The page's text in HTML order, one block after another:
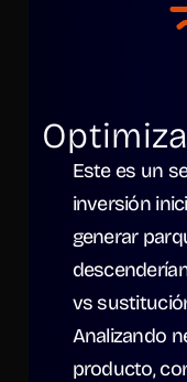
Este es un
inversión
generar
vs
Analizando
producto,